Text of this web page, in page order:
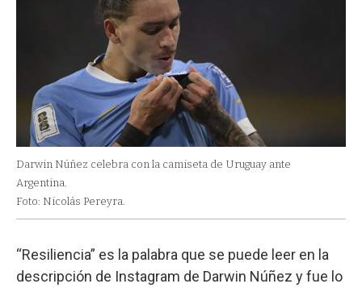
Darwin Núñez celebra con la camiseta de Uruguay ante
Argentina.
Foto: Nicolás Pereyra.
“Resiliencia” es la palabra que se puede leer en la
descripción de Instagram de Darwin Núñez y fue lo